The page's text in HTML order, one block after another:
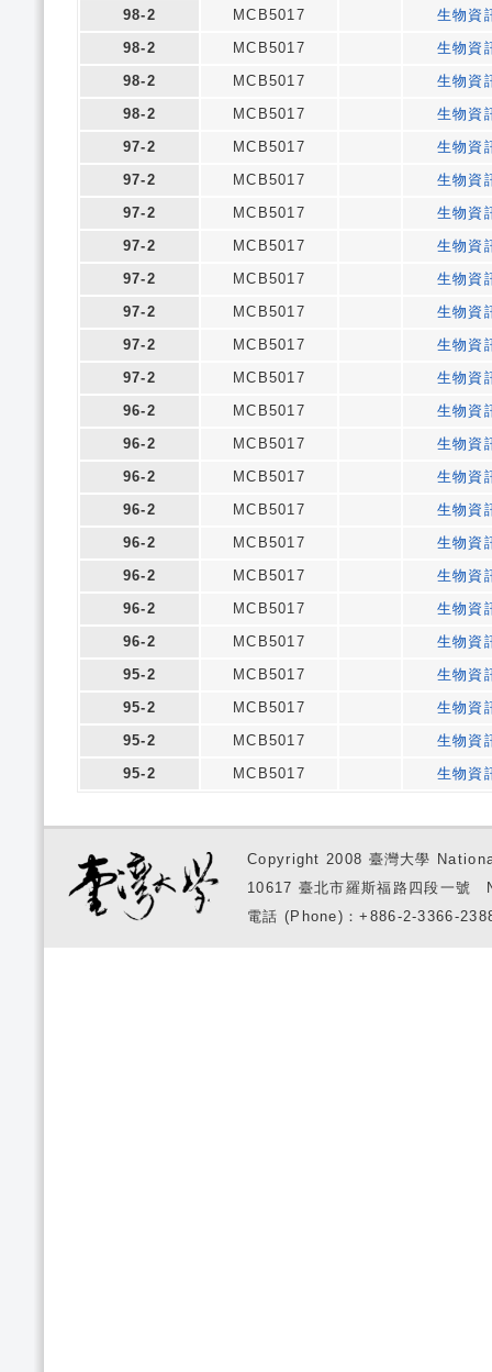
98-2
MCB5017
生物資
98-2
MCB5017
生物資
98-2
MCB5017
生物資
98-2
MCB5017
生物資
97-2
MCB5017
生物資
97-2
MCB5017
生物資
97-2
MCB5017
生物資
97-2
MCB5017
生物資
97-2
MCB5017
生物資
97-2
MCB5017
生物資
97-2
MCB5017
生物資
97-2
MCB5017
生物資
96-2
MCB5017
生物資
96-2
MCB5017
生物資
96-2
MCB5017
生物資
96-2
MCB5017
生物資
96-2
MCB5017
生物資
96-2
MCB5017
生物資
96-2
MCB5017
生物資
96-2
MCB5017
生物資
95-2
MCB5017
生物資
95-2
MCB5017
生物資
95-2
MCB5017
生物資
95-2
MCB5017 生物資
Copyright 2008 臺灣大學
10617 臺北市羅斯福路四段一
電話 (Phone)：+886-2-3366-